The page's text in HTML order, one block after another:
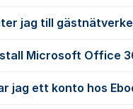
jag till
Microsoft Office
jag ett konto hos